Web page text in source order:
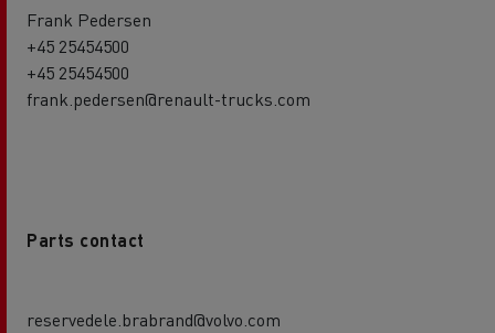
Frank Pedersen
+45 25454500
+45 25454500
frank.pedersen@renault-trucks.com
Parts contact
reservedele.brabrand@volvo.com